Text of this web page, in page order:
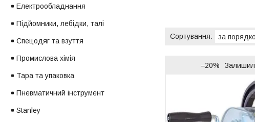
–20%
Електрообладнання
Підйомники, лебідки, талі
Спецодяг та взуття
Промислова хімія
Тара та упаковка
Пневматичний інструмент
Stanley